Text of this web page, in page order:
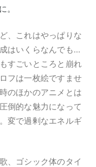
に。
、これはやっぱりな
はいくらなんでも…
すごいところと崩れ
フは一枚絵ですませ
のほかのアニメとは
倒的な魅力になって
変で過剰なエネルギ
、ゴシック体のタイ